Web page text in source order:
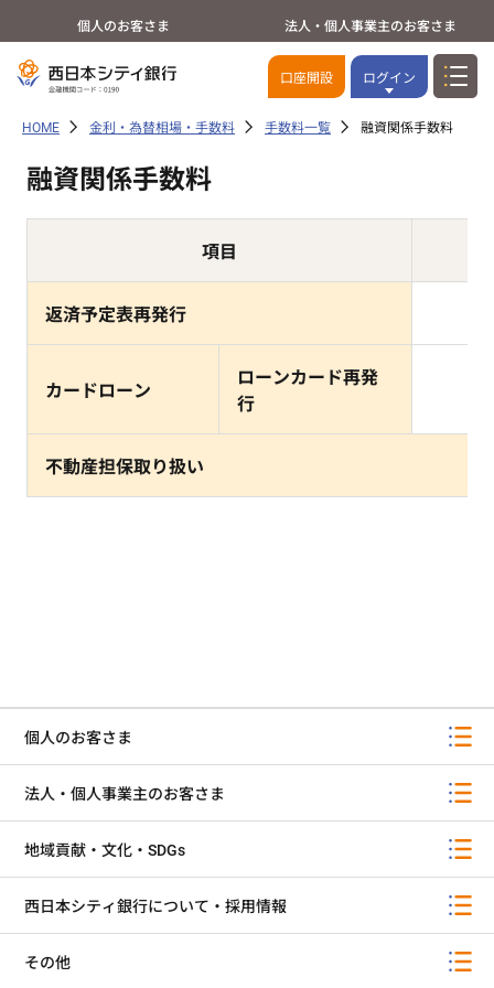
個人のお客さま 法人・個人事業主のお客さま
口座開設 ログイン
HOME 金利・為替相場・手数料 手数料一覧 融資関係手数料
融資関係手数料
項目
返済予定表再発行
カードローン
ローンカード再発
行
不動産担保取り扱い
個人のお客さま
法人・個人事業主のお客さま
地域貢献・文化・SDGs
西日本シティ銀行について・採用情報
その他